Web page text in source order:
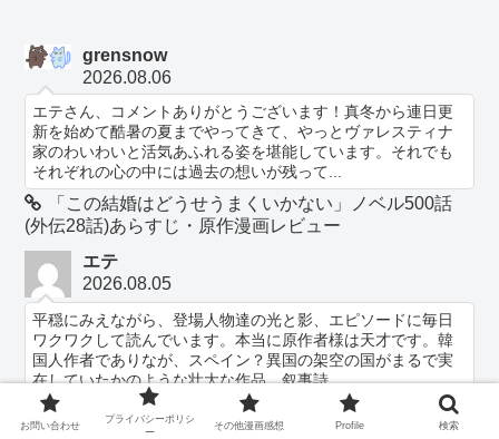
grensnow
2026.08.06
エテさん、コメントありがとうございます！真冬から連日更
新を始めて酷暑の夏までやってきて、やっとヴァレスティナ
家のわいわいと活気あふれる姿を堪能しています。それでも
それぞれの心の中には過去の想いが残って...
「この結婚はどうせうまくいかない」ノベル500話
(外伝28話)あらすじ・原作漫画レビュー
エテ
2026.08.05
平穏にみえながら、登場人物達の光と影、エピソードに毎日
ワクワクして読んでいます。本当に原作者様は天才です。韓
国人作者でありなが、スペイン？異国の架空の国がまるで実
在していたかのような壮大な作品、叙事詩...
「この結婚はどうせうまくいかない」ノベル500話
(外伝28話)あらすじ・原作漫画レビュー
お問い合わせ
プライバシーポリシ
ー
その他漫画感想 Profile 検索